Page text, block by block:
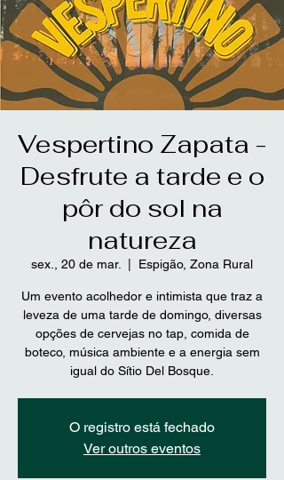
Vespertino Zapata -
Desfrute a tarde e o
pôr do sol na
natureza
sex., 20 de mar. Espigão, Zona Rural
Um evento acolhedor e intimista que traz a
leveza de uma tarde de domingo, diversas
opções de cervejas no tap, comida de
boteco, música ambiente e a energia sem
O registro está fechado
Ver outros eventos